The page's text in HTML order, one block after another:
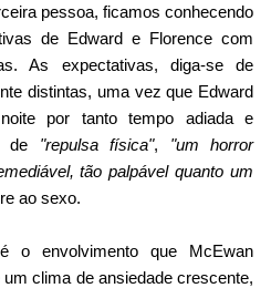
pessoa, ficamos conhecendo
de Edward e Florence com
As expectativas, diga-se de
distintas, uma vez que Edward
por tanto tempo adiada e
de "repulsa física", "um horror
tão palpável quanto um
ao sexo.
o envolvimento que McEwan
clima de ansiedade crescente,